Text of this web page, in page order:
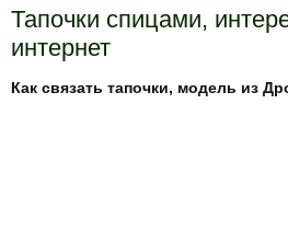
Тапочки спицами,
интернет
Как связать тапочки, модель из